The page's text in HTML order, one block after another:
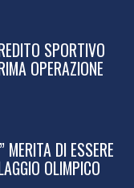
SPORTIVO
OPERAZIONE
MERITA DI ESSERE
OLIMPICO